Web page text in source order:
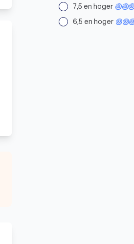
7,5 en hoger
6,5 en hoger